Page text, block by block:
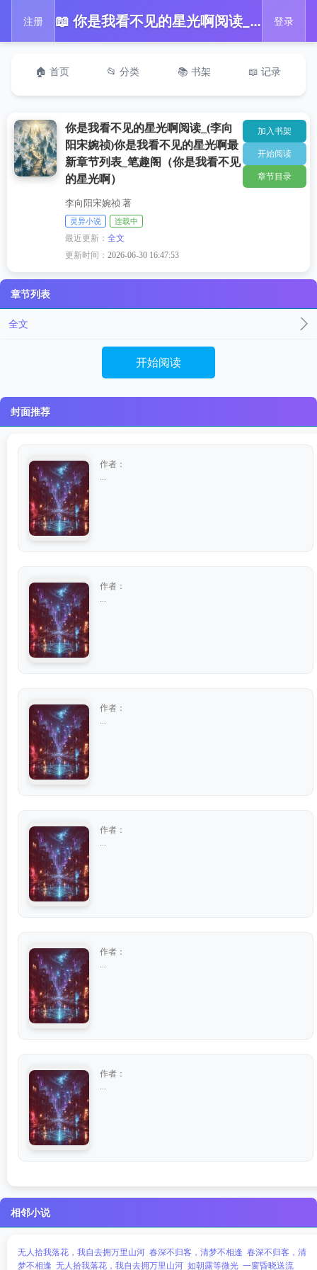
注册 📖 你是我看不见的星光啊阅读_(李向阳宋婉祯)你是我看不见的星光啊最新章节列表_笔趣阁（你是我看不见的星光啊） 登录
🏠 首页 📂 分类 📚 书架 📖 记录
你是我看不见的星光啊阅读_(李向
阳宋婉祯)你是我看不见的星光啊最
新章节列表_笔趣阁（你是我看不见
的星光啊）
李向阳宋婉祯 著
灵异小说 连载中
最近更新：全文
更新时间：2026-06-30 16:47:53
加入书架
开始阅读
章节目录
章节列表
全文
开始阅读
封面推荐
作者：
作者：
作者：
作者：
作者：
作者：
相邻小说
无人拾我落花，我自去拥万里山河 春深不归客，清梦不相逢 春深不归客，清
梦不相逢 无人拾我落花，我自去拥万里山河 如朝露等微光 一窗昏晓送流